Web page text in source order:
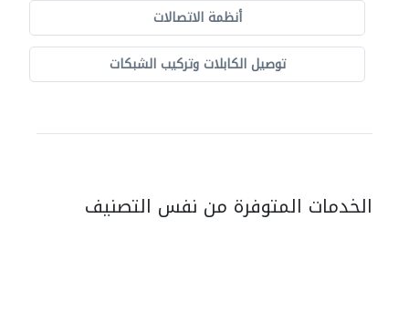
أنظمة الاتصالات
توصيل الكابلات وتركيب الشبكات
الخدمات المتوفرة من نفس التصنيف